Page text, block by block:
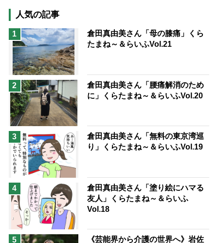
猫が母になつきません
息子の遠距離介護サバイバル術
兄がボケました
便利なサービス
予防法
人気の記事
1
倉田真由美さん「母の膝痛」くら
たまね～＆らいふVol.21
2
倉田真由美さん「腰痛解消のため
に」くらたまね～＆らいふVol.20
3
倉田真由美さん「無料の東京湾巡
り」くらたまね～＆らいふVol.19
4
倉田真由美さん「塗り絵にハマる
友人」くらたまね～＆らいふ
Vol.18
5
《芸能界から介護の世界へ》岩佐